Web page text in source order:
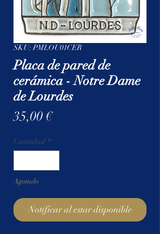
SKU: PMLOU01CER
Placa de pared de
cerámica - Notre Dame
de Lourdes
35,00 €Precio
Cantidad *
Agotado
Notificar al estar disponible